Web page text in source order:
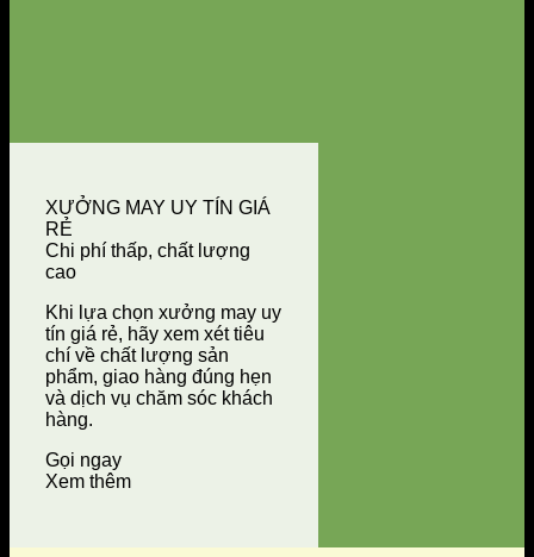
XƯỞNG MAY UY TÍN GIÁ
RẺ
Chi phí thấp, chất lượng
cao
Khi lựa chọn xưởng may uy
tín giá rẻ, hãy xem xét tiêu
chí về chất lượng sản
phẩm, giao hàng đúng hẹn
và dịch vụ chăm sóc khách
hàng.
Gọi ngay
Xem thêm